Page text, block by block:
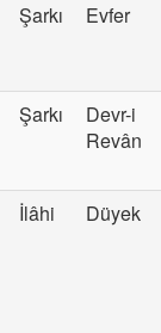
Şarkı Evfer
Şarkı
Devr-i
Revân
İlâhi Düyek